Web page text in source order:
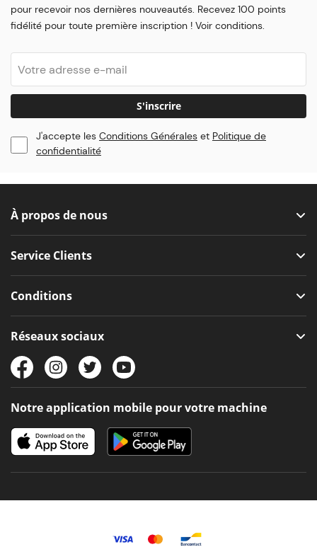
pour recevoir nos dernières nouveautés. Recevez 100 points
fidélité pour toute première inscription ! Voir conditions.
S'inscrire
J'accepte les Conditions Générales et Politique de
confidentialité
À propos de nous
Service Clients
Conditions
Réseaux sociaux
Notre application mobile pour votre machine